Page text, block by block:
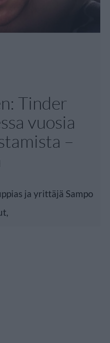
Tinder
vuosia
–
ja yrittäjä Sampo